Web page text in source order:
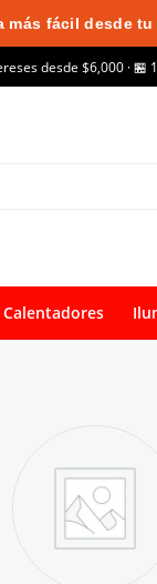
más fácil desde
desde $6,000 ·
Calentadores